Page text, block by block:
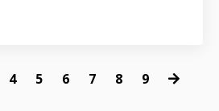
4 5 6 7 8 9